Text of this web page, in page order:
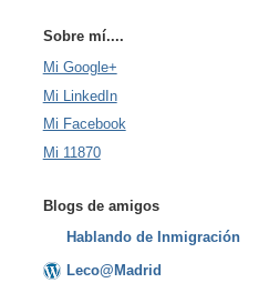
Sobre mí....
Mi Google+
Mi LinkedIn
Mi Facebook
Mi 11870
Blogs de amigos
Hablando de Inmigración
Leco@Madrid